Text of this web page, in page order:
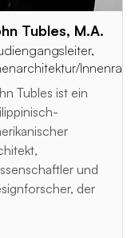
Tubles, M.A.
Tubles ist ein
und
der